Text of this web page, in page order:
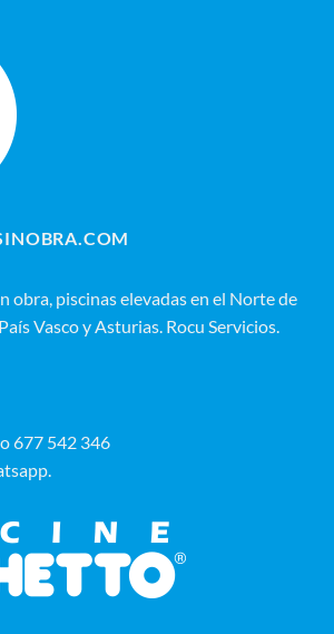
obra, piscinas elevadas en el Norte de
Vasco y Asturias. Rocu Servicios.
677 542 346‬